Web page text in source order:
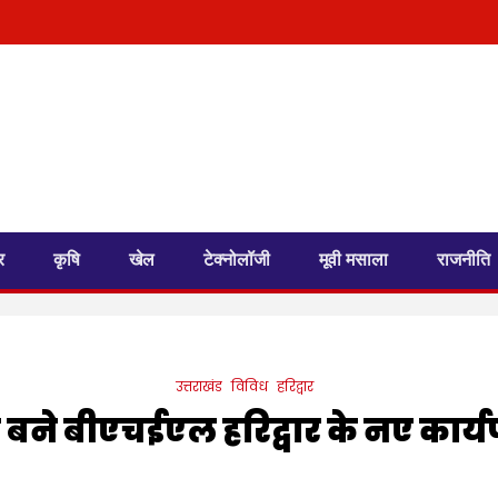
कृषि खेल टेक्नोलॉजी मूवी मसाला राजनीति
उत्तराखंड विविध हरिद्वार
बने बीएचईएल हरिद्वार के नए